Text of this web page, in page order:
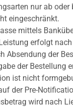
nur ab
eingeschränkt.
mittels
erfolgt
Absendung der
der Bestellung
ist nicht
der Pre-
wird nach